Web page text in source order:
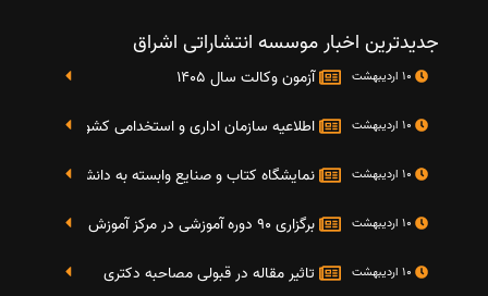
جدیدترین اخبار موسسه انتشاراتی اشراق
آزمون وکالت سال 1405
اطلاعیه سازمان اداری و استخدامی کشور در خصوص
نمایشگاه کتاب و صنایع وابسته به دانشگاه صنعتی شریف 4 الی 8 مهر
برگزاری 90 دوره آموزشی در مرکز آموزش فرهنگی دانشگاه علامه
تاثیر مقاله در قبولی مصاحبه دکتری